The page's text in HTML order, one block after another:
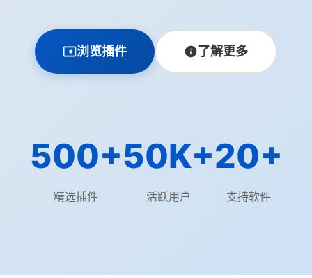
浏览插件 了解更多
500+
精选插件
50K+
活跃用户
20+
支持软件